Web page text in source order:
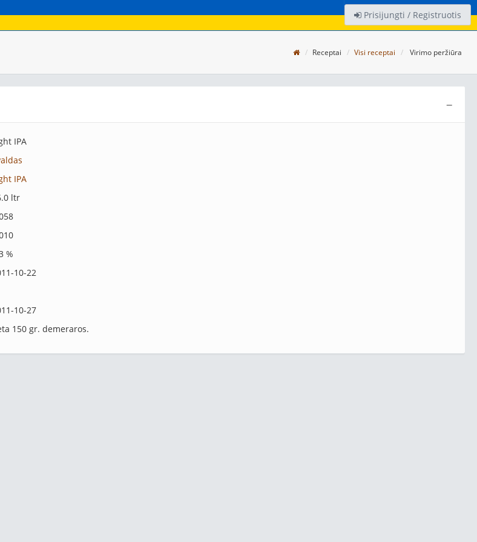
Prisijungti / Registruotis
Receptai Visi receptai Virimo peržiūra
−
IPA
IPA
ltr
%
10-22
10-27
150 gr. demeraros.